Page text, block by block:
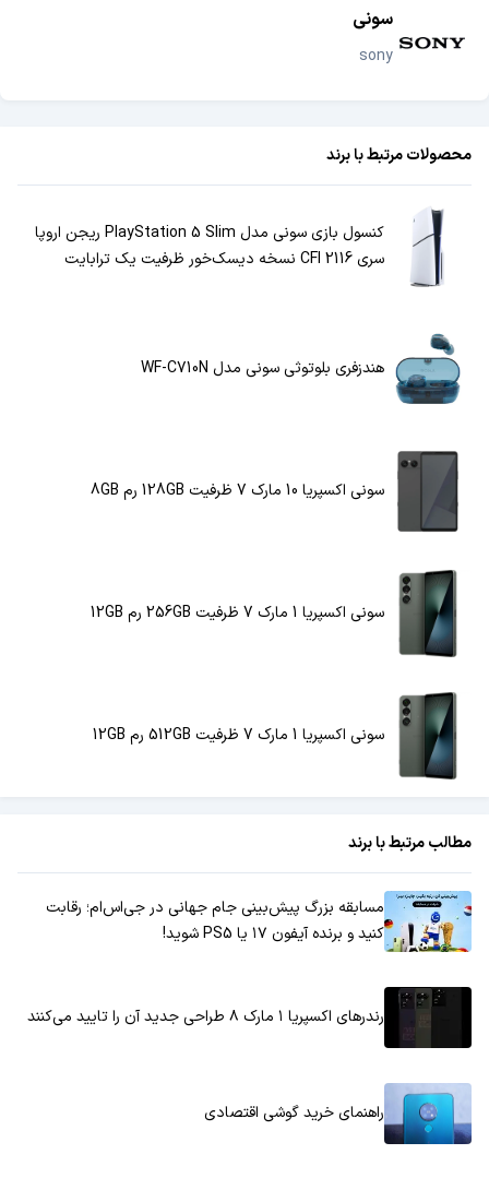
سونی
sony
محصولات مرتبط با برند
کنسول بازی سونی مدل PlayStation 5 Slim ریجن اروپا
سری CFI 2116 نسخه دیسک‌خور ظرفیت یک ترابایت
هندزفری بلوتوثی سونی مدل WF-C710N
سونی اکسپریا 10 مارک 7 ظرفیت 128GB رم 8GB
سونی اکسپریا 1 مارک 7 ظرفیت 256GB رم 12GB
سونی اکسپریا 1 مارک 7 ظرفیت 512GB رم 12GB
مطالب مرتبط با برند
مسابقه بزرگ پیش‌بینی جام جهانی در جی‌اس‌ام؛ رقابت
کنید و برنده آیفون ۱۷ یا PS5 شوید!
رندرهای اکسپریا ۱ مارک ۸ طراحی جدید آن را تایید می‌کنند
راهنمای خرید گوشی اقتصادی